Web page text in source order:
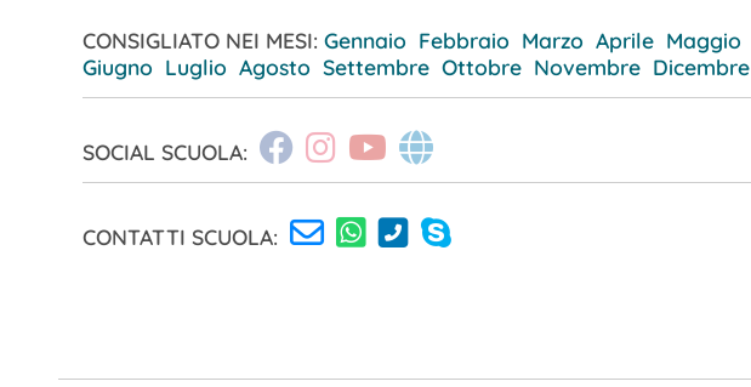
CONSIGLIATO NEI MESI: Gennaio Febbraio Marzo Aprile Maggio
Giugno Luglio Agosto Settembre Ottobre Novembre Dicembre
SOCIAL SCUOLA:
CONTATTI SCUOLA: